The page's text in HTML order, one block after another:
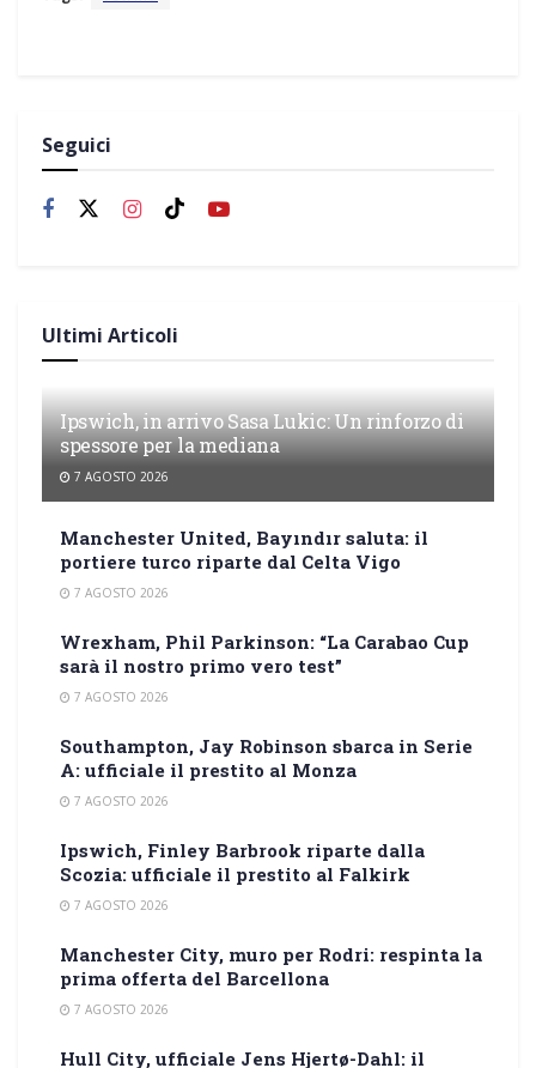
Seguici
Ultimi Articoli
Ipswich, in arrivo Sasa Lukic: Un rinforzo di
spessore per la mediana
7 AGOSTO 2026
Manchester United, Bayındır saluta: il
portiere turco riparte dal Celta Vigo
7 AGOSTO 2026
Wrexham, Phil Parkinson: “La Carabao Cup
sarà il nostro primo vero test”
7 AGOSTO 2026
Southampton, Jay Robinson sbarca in Serie
A: ufficiale il prestito al Monza
7 AGOSTO 2026
Ipswich, Finley Barbrook riparte dalla
Scozia: ufficiale il prestito al Falkirk
7 AGOSTO 2026
Manchester City, muro per Rodri: respinta la
prima offerta del Barcellona
7 AGOSTO 2026
Hull City, ufficiale Jens Hjertø-Dahl: il